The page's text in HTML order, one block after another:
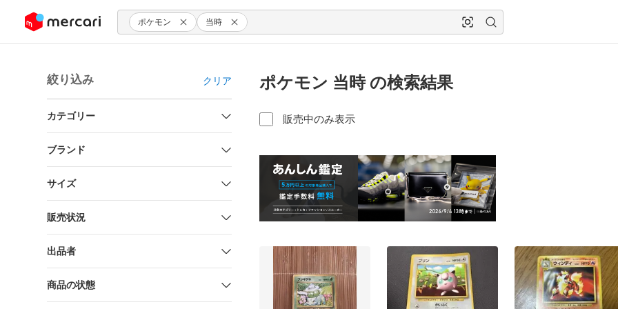
ツにスキップ ポケモン 当時
絞り込み クリア
カテゴリー
ブランド
サイズ
販売状況
出品者
商品の状態
ポケモン 当時 の検索結果
販売中のみ表示